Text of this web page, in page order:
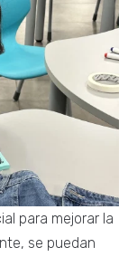
para mejorar la
se puedan